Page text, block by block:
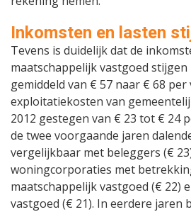
Inkomsten en lasten
Tevens is duidelijk dat de
maatschappelijk vastgoed
gemiddeld van € 57 naar € 68
exploitatiekosten van
2012 gestegen van € 23 tot € 24
de twee voorgaande jaren
vergelijkbaar met beleggers (€
woningcorporaties met
maatschappelijk vastgoed (€ 22)
vastgoed (€ 21). In eerdere jaren